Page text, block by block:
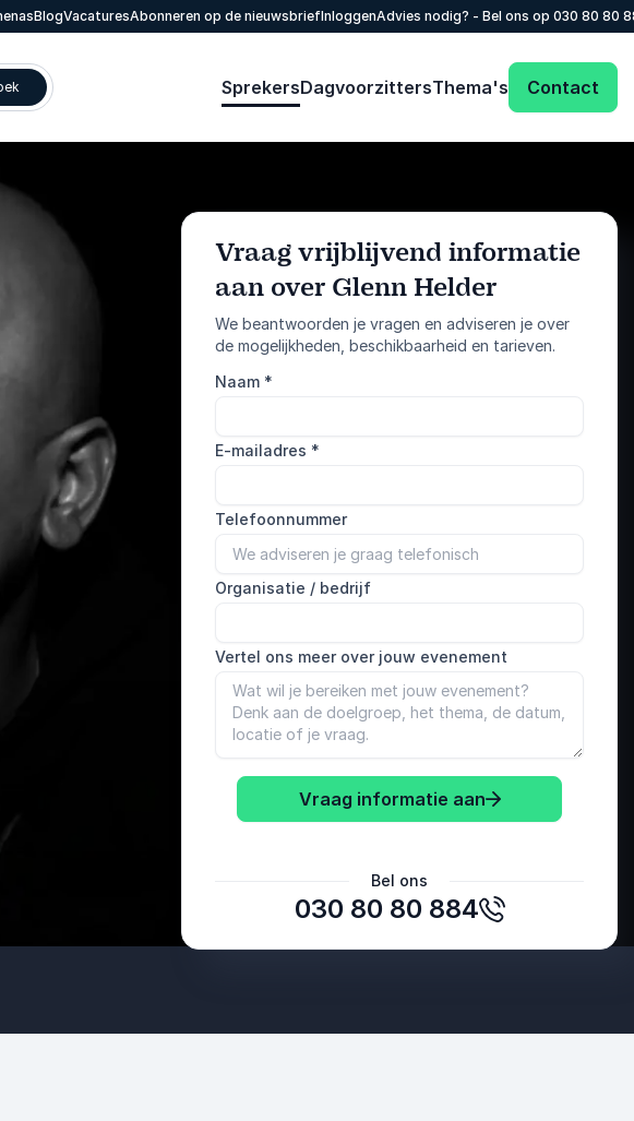
BlogVacaturesAbonneren op de nieuwsbriefInloggenAdvies nodig? - Bel ons op 030 80 80
SprekersDagvoorzittersThema's Contact
Vraag vrijblijvend informatie
aan over Glenn Helder
We beantwoorden je vragen en adviseren je over
de mogelijkheden, beschikbaarheid en tarieven.
Naam *
E-mailadres *
Telefoonnummer
Organisatie / bedrijf
Vertel ons meer over jouw evenement
Vraag informatie aan
Bel ons
030 80 80 884
Operationeel Directeur
Vraag informatie aan :